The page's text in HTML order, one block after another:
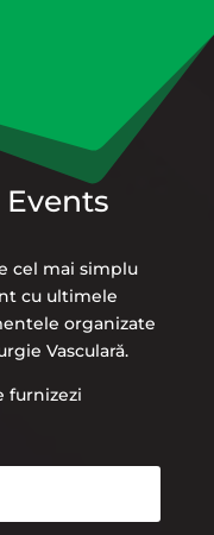
cel mai simplu
cu ultimele
organizate
Vasculară.
furnizezi